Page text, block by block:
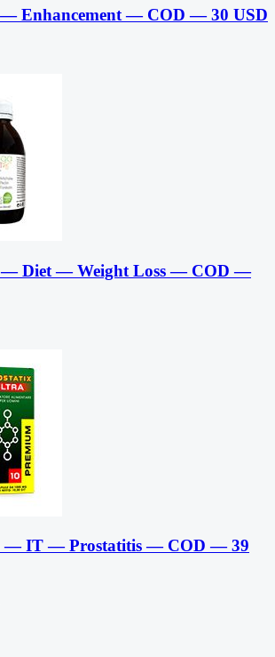
Enhancement — COD — 30 USD
Diet — Weight Loss — COD —
— IT — Prostatitis — COD — 39